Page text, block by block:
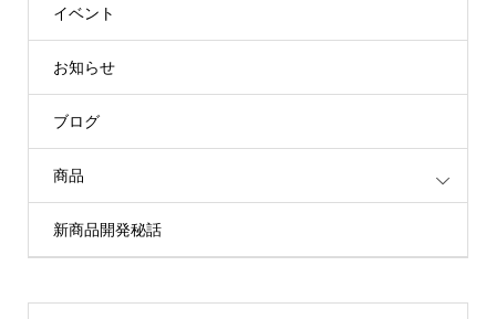
イベント
お知らせ
ブログ
商品
新商品開発秘話